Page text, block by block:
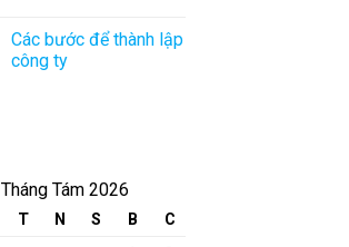
Các bước để thành lập
công ty
Tháng Tám 2026
T N S B
C